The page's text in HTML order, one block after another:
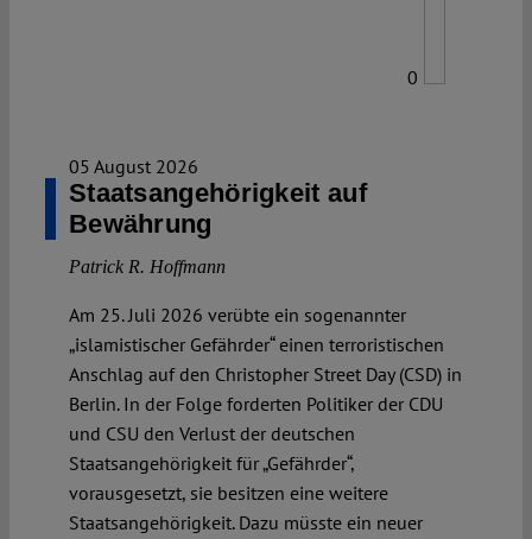
0
05 August 2026
Staatsangehörigkeit auf
Bewährung
Patrick R. Hoffmann
Am 25. Juli 2026 verübte ein sogenannter
„islamistischer Gefährder“ einen terroristischen
Anschlag auf den Christopher Street Day (CSD) in
Berlin. In der Folge forderten Politiker der CDU
und CSU den Verlust der deutschen
Staatsangehörigkeit für „Gefährder“,
vorausgesetzt, sie besitzen eine weitere
Staatsangehörigkeit. Dazu müsste ein neuer